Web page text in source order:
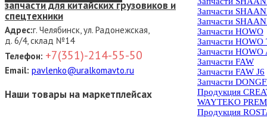
запчасти для китайских грузовиков и
спецтехники
Адрес:г. Челябинск, ул. Радонежская,
д. 6/4, склад №14
Телефон: +7(351)-214-55-50
Email: pavlenko@uralkomavto.ru
Наши товары на маркетплейсах
Запчасти
Запчасти
Запчасти HOWO
Запчасти HOWO
Запчасти HOWO
Запчасти FAW
Запчасти FAW J6
Запчасти
Продукция
WAYTEKO
Продукция